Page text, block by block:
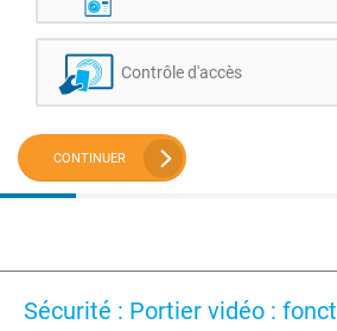
Contrôle d'accès
CONTINUER
Sécurité : Portier vidéo :